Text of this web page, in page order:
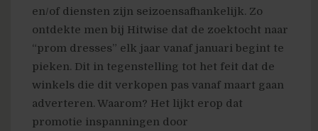
en/of diensten zijn seizoensafhankelijk. Zo
ontdekte men bij Hitwise dat de zoektocht naar
“prom dresses” elk jaar vanaf januari begint te
pieken. Dit in tegenstelling tot het feit dat de
winkels die dit verkopen pas vanaf maart gaan
adverteren. Waarom? Het lijkt erop dat
promotie inspanningen door